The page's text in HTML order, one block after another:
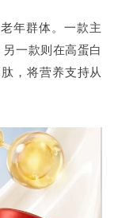
年群体。一款主
一款则在高蛋白
，将营养支持从